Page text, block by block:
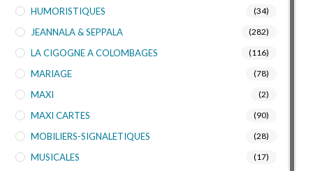
HUMORISTIQUES (34)
JEANNALA & SEPPALA (282)
LA CIGOGNE A COLOMBAGES (116)
MARIAGE (78)
MAXI (2)
MAXI CARTES (90)
MOBILIERS-SIGNALETIQUES (28)
MUSICALES (17)